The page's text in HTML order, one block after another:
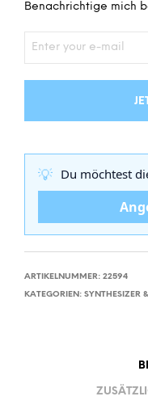
Benachrichtige mich
💡 Du möchtest
ARTIKELNUMMER: 22594
KATEGORIEN: SYNTHESIZER